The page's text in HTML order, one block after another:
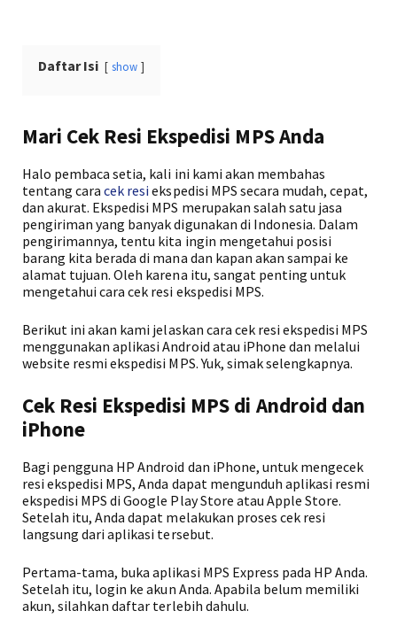
Daftar Isi show
Mari Cek Resi Ekspedisi MPS Anda
Halo pembaca setia, kali ini kami akan membahas
tentang caracek resi ekspedisi MPS secara mudah, cepat,
dan akurat. Ekspedisi MPS merupakan salah satu jasa
pengiriman yang banyak digunakan di Indonesia. Dalam
pengirimannya, tentu kita ingin mengetahui posisi
barang kita berada di mana dan kapan akan sampai ke
alamat tujuan. Oleh karena itu, sangat penting untuk
mengetahui cara cek resi ekspedisi MPS.
Berikut ini akan kami jelaskan cara cek resi ekspedisi MPS
menggunakan aplikasi Android atau iPhone dan melalui
website resmi ekspedisi MPS. Yuk, simak selengkapnya.
Cek Resi Ekspedisi MPS di Android dan
iPhone
Bagi pengguna HP Android dan iPhone, untuk mengecek
resi ekspedisi MPS, Anda dapat mengunduh aplikasi resmi
ekspedisi MPS di Google Play Store atau Apple Store.
Setelah itu, Anda dapat melakukan proses cek resi
langsung dari aplikasi tersebut.
Pertama-tama, buka aplikasi MPS Express pada HP Anda.
Setelah itu, login ke akun Anda. Apabila belum memiliki
akun, silahkan daftar terlebih dahulu.